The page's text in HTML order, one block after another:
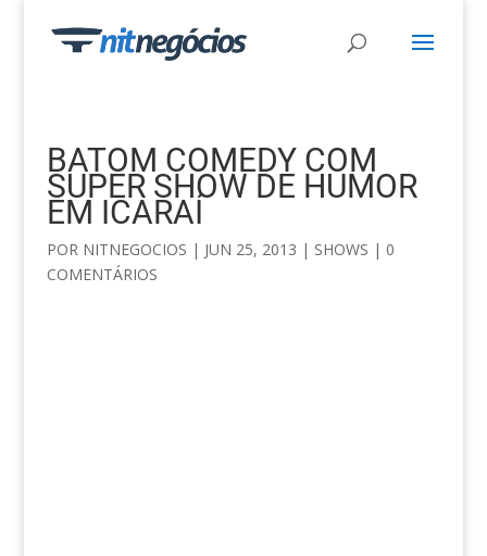
BATOM COMEDY COM
SUPER SHOW DE HUMOR
EM ICARAÍ
POR NITNEGOCIOS | JUN 25, 2013 | SHOWS | 0
COMENTÁRIOS